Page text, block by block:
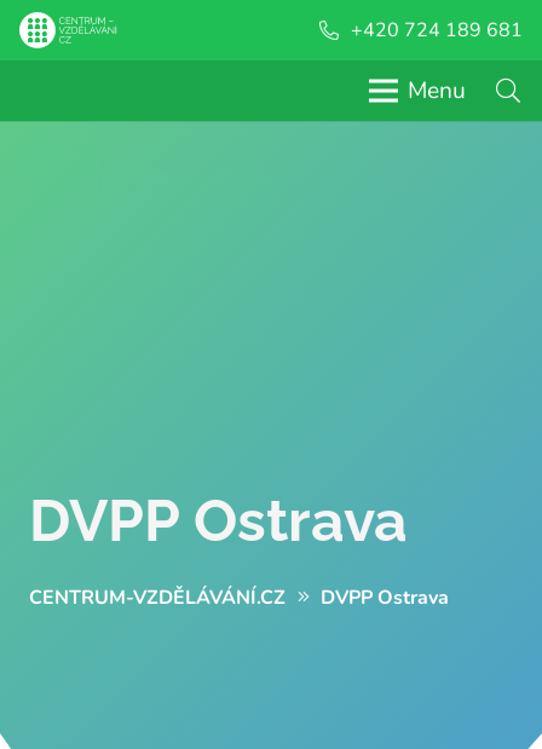
+420 724 189 681
Menu
DVPP Ostrava
CENTRUM-VZDĚLÁVÁNÍ.CZ DVPP Ostrava